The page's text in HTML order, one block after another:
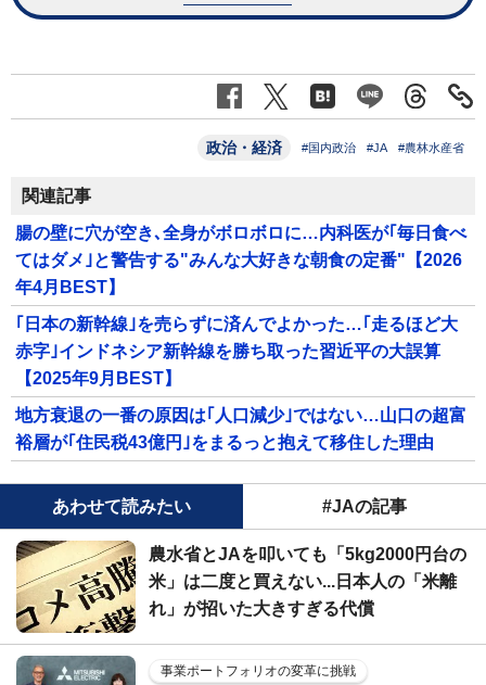
政治・経済 #国内政治 #JA #農林水産省
関連記事
腸の壁に穴が空き､全身がボロボロに…内科医が｢毎日食べ
てはダメ｣と警告する"みんな大好きな朝食の定番"【2026
年4月BEST】
｢日本の新幹線｣を売らずに済んでよかった…｢走るほど大
赤字｣インドネシア新幹線を勝ち取った習近平の大誤算
【2025年9月BEST】
地方衰退の一番の原因は｢人口減少｣ではない…山口の超富
裕層が｢住民税43億円｣をまるっと抱えて移住した理由
あわせて読みたい #JAの記事
農水省とJAを叩いても「5kg2000円台の
米」は二度と買えない...日本人の「米離
れ」が招いた大きすぎる代償
事業ポートフォリオの変革に挑戦